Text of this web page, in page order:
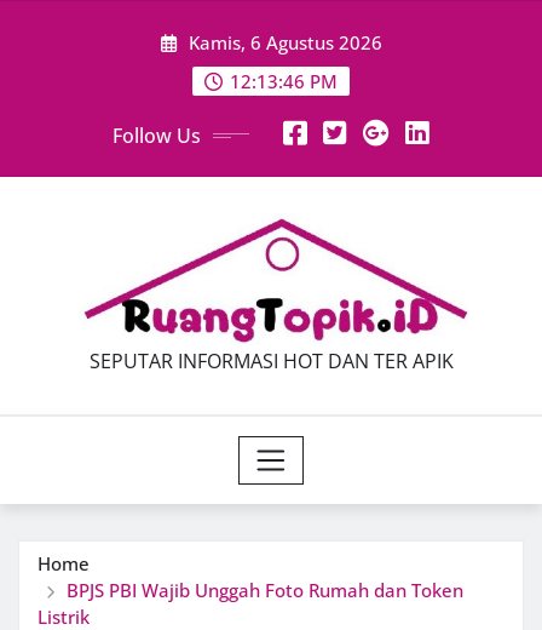
Kamis, 6 Agustus 2026
12:13:47 PM
Follow Us
SEPUTAR INFORMASI HOT DAN TER APIK
Home
BPJS PBI Wajib Unggah Foto Rumah dan Token
Listrik